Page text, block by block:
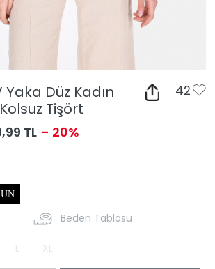
Düz Kadın
Tişört
42
TL - 20%
Beden Tablosu
L XL